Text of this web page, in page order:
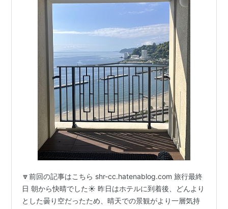
母の日とされた。この日は当時の皇后の誕生日であった
ためと言われる。現在のようになったのは、戦後しばら
くしてから。また、一般に広く知れ渡ったのは1937年
（昭和12年）森永製菓が告知を始めたことをきっかけに
するとも言われる。
最近ではカーネーションに限らずバラ、ガーベラなども
好んで贈られる。また、スイーツセットやファッショ
ン・小物、お酒など年々多様化傾向にあるようだ。照れ
くさいかもしれないが、日頃苦労をかけている母親に感
ろうか。
関連キーワード：父の日、母の日、敬老の日
🔽前回の記事はこちら shr-cc.hatenablog.com 旅行最終
日 朝から快晴でした☀️ 昨日はホテルに到着後、どんより
とした曇り空だったため、晴天での景観がより一層気持